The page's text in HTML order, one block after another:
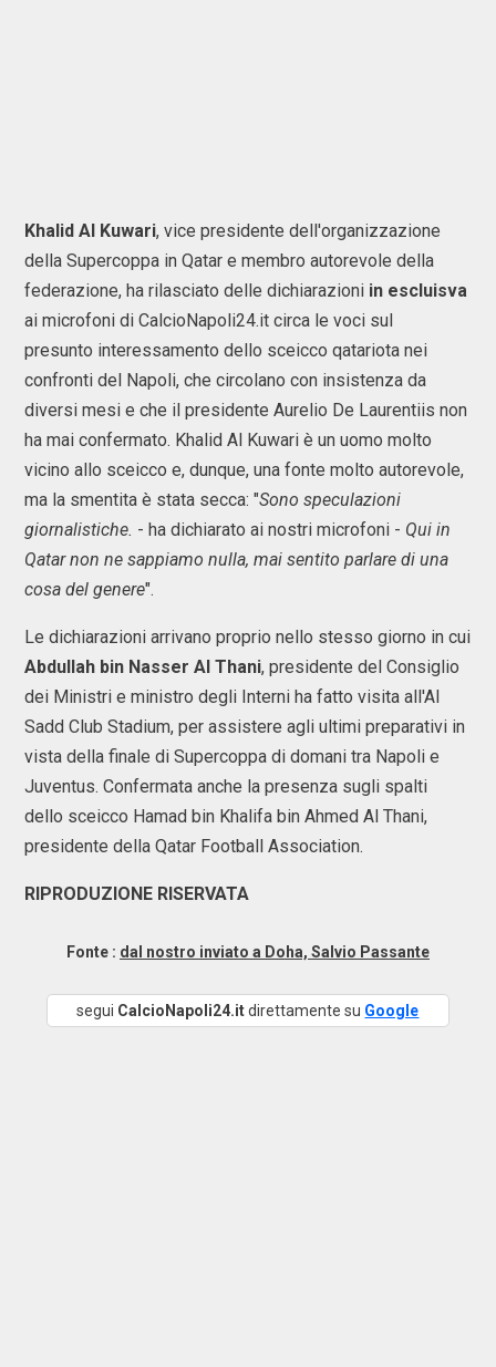
Khalid Al Kuwari, vice presidente dell'organizzazione
della Supercoppa in Qatar e membro autorevole della
federazione, ha rilasciato delle dichiarazioni in escluisva
ai microfoni di CalcioNapoli24.it circa le voci sul
presunto interessamento dello sceicco qatariota nei
confronti del Napoli, che circolano con insistenza da
diversi mesi e che il presidente Aurelio De Laurentiis non
ha mai confermato. Khalid Al Kuwari è un uomo molto
vicino allo sceicco e, dunque, una fonte molto autorevole,
ma la smentita è stata secca: "Sono speculazioni
giornalistiche. - ha dichiarato ai nostri microfoni - Qui in
Qatar non ne sappiamo nulla, mai sentito parlare di una
cosa del genere".
Le dichiarazioni arrivano proprio nello stesso giorno in cui
Abdullah bin Nasser Al Thani, presidente del Consiglio
dei Ministri e ministro degli Interni ha fatto visita all'Al
Sadd Club Stadium, per assistere agli ultimi preparativi in
vista della finale di Supercoppa di domani tra Napoli e
Juventus. Confermata anche la presenza sugli spalti
dello sceicco Hamad bin Khalifa bin Ahmed Al Thani,
presidente della Qatar Football Association.
RIPRODUZIONE RISERVATA
Fonte : dal nostro inviato a Doha, Salvio Passante
segui CalcioNapoli24.itdirettamente su Google